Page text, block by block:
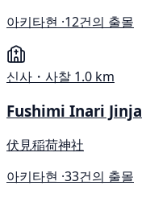
아키타현 ·12건의 출몰
신사・사찰 1.0 km
Fushimi Inari Jinja
伏見稲荷神社
아키타현 ·33건의 출몰